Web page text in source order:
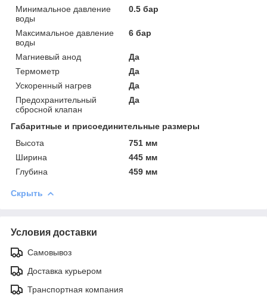
Минимальное давление
воды
0.5 бар
Максимальное давление
воды
6 бар
Магниевый анод
Да
Термометр
Да
Ускоренный нагрев
Да
Предохранительный
сбросной клапан
Да
Габаритные и присоединительные размеры
Высота
751 мм
Ширина
445 мм
Глубина
459 мм
Скрыть
Условия доставки
Самовывоз
Доставка курьером
Транспортная компания